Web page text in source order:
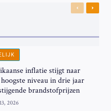
Previous
Next
inflatie stijgt naar
niveau in drie jaar
brandstofprijzen
2026